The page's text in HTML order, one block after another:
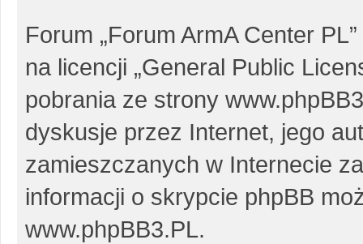
Forum „Forum ArmA Center
na licencji „General Public
pobrania ze strony
dyskusje przez Internet, jego
zamieszczanych w Internecie
informacji o skrypcie phpBB
www.phpBB3.PL.